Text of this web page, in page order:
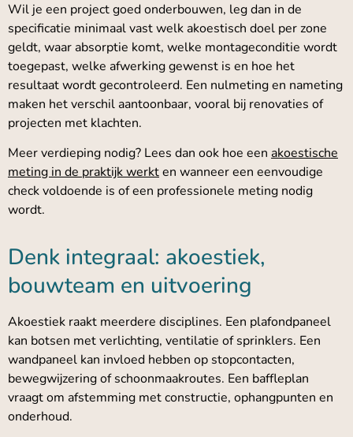
Wil je een project goed onderbouwen, leg dan in de
specificatie minimaal vast welk akoestisch doel per zone
geldt, waar absorptie komt, welke montageconditie wordt
toegepast, welke afwerking gewenst is en hoe het
resultaat wordt gecontroleerd. Een nulmeting en nameting
maken het verschil aantoonbaar, vooral bij renovaties of
projecten met klachten.
Meer verdieping nodig? Lees dan ook hoe een akoestische
meting in de praktijk werkten wanneer een eenvoudige
check voldoende is of een professionele meting nodig
wordt.
Denk integraal: akoestiek,
bouwteam en uitvoering
Akoestiek raakt meerdere disciplines. Een plafondpaneel
kan botsen met verlichting, ventilatie of sprinklers. Een
wandpaneel kan invloed hebben op stopcontacten,
bewegwijzering of schoonmaakroutes. Een baffleplan
vraagt om afstemming met constructie, ophangpunten en
onderhoud.